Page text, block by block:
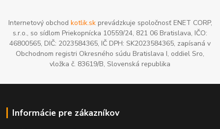
Internetový obchod kotlik.skprevádzkuje spoločnosť ENET CORP,
s.r.o., so sídlom Priekopnícka 10559/24, 821 06 Bratislava, IČO:
46800565, DIČ: 2023584365, IČ DPH: SK2023584365, zapísaná v
Obchodnom registri Okresného súdu Bratislava I, oddiel Sro,
vložka č. 83619/B, Slovenská republika
Informácie pre zákazníkov